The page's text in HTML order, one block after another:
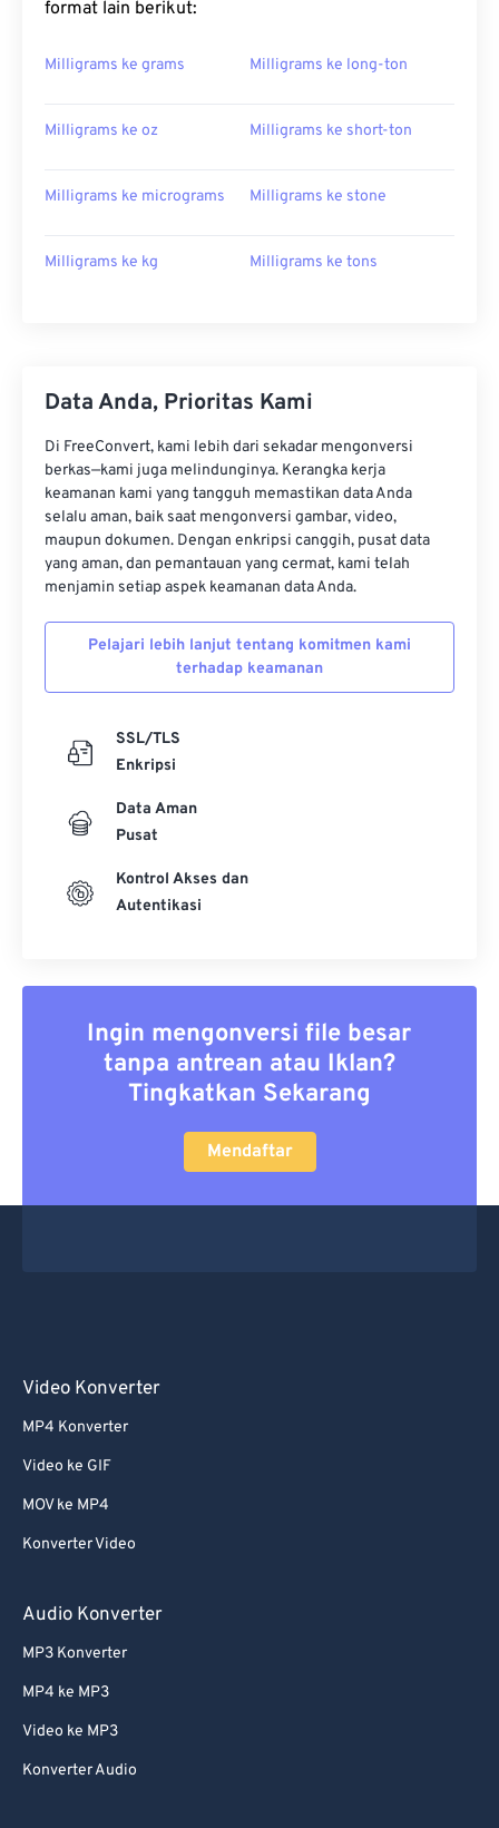
format lain berikut:
Milligrams ke grams Milligrams ke long-ton
Milligrams ke oz Milligrams ke short-ton
Milligrams ke micrograms Milligrams ke stone
Milligrams ke kg Milligrams ke tons
Data Anda, Prioritas Kami
Di FreeConvert, kami lebih dari sekadar mengonversi
berkas—kami juga melindunginya. Kerangka kerja
keamanan kami yang tangguh memastikan data Anda
selalu aman, baik saat mengonversi gambar, video,
maupun dokumen. Dengan enkripsi canggih, pusat data
yang aman, dan pemantauan yang cermat, kami telah
menjamin setiap aspek keamanan data Anda.
Pelajari lebih lanjut tentang komitmen kami
terhadap keamanan
SSL/TLS
Enkripsi
Data Aman
Pusat
Kontrol Akses dan
Autentikasi
Ingin mengonversi file besar
tanpa antrean atau Iklan?
Tingkatkan Sekarang
Mendaftar
Video Konverter
MP4 Konverter
Video ke GIF
MOV ke MP4
Konverter Video
Audio Konverter
MP3 Konverter
MP4 ke MP3
Video ke MP3
Konverter Audio